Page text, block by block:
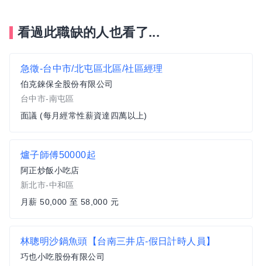
看過此職缺的人也看了...
急徵-台中市/北屯區北區/社區經理
伯克錸保全股份有限公司
台中市-南屯區
面議 (每月經常性薪資達四萬以上)
爐子師傅50000起
阿正炒飯小吃店
新北市-中和區
月薪 50,000 至 58,000 元
林聰明沙鍋魚頭【台南三井店-假日計時人員】
巧也小吃股份有限公司